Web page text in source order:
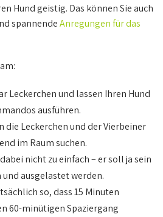
Hund geistig. Das können Sie auch
spannendeAnregungen für das
Leckerchen und lassen Ihren Hund
ausführen.
die Leckerchen und der Vierbeiner
im Raum suchen.
nicht zu einfach – er soll ja sein
ausgelastet werden.
so, dass 15 Minuten
60-minütigen Spaziergang